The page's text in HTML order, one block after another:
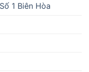
1 Biên Hòa